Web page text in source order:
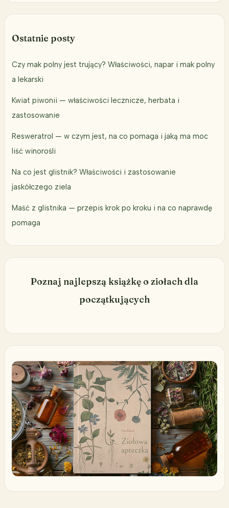
Ostatnie posty
Czy mak polny jest trujący? Właściwości, napar i mak polny
a lekarski
Kwiat piwonii — właściwości lecznicze, herbata i
zastosowanie
Resweratrol — w czym jest, na co pomaga i jaką ma moc
liść winorośli
Na co jest glistnik? Właściwości i zastosowanie
jaskółczego ziela
Maść z glistnika — przepis krok po kroku i na co naprawdę
pomaga
Poznaj najlepszą książkę o ziołach dla
początkujących